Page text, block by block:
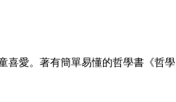
喜愛。著有簡單易懂的哲學書《哲學